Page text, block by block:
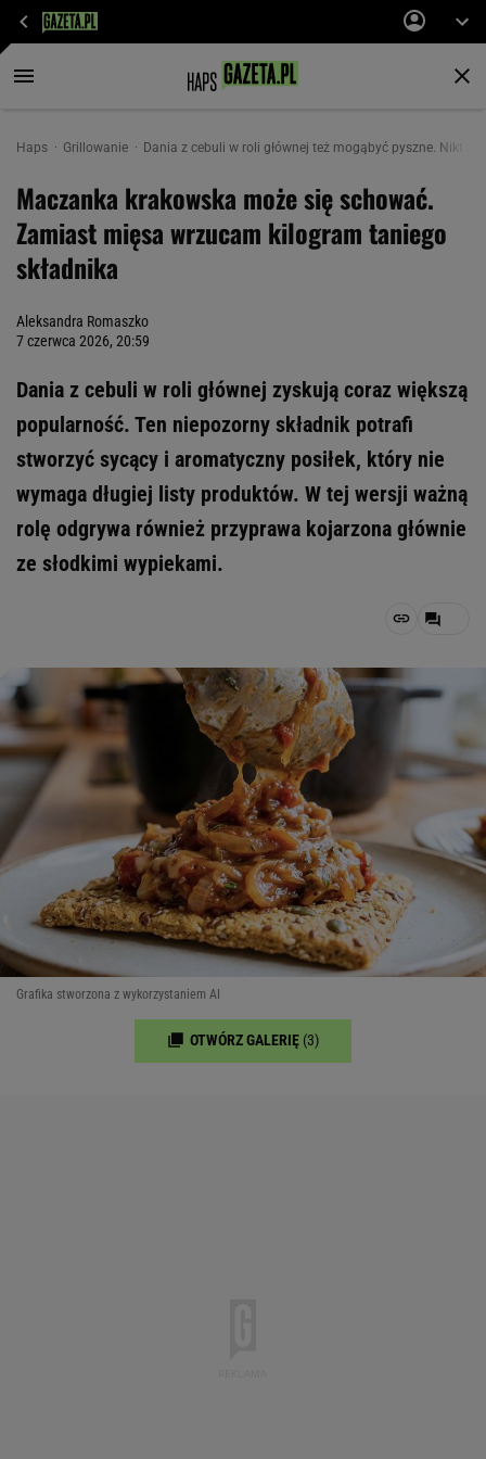
Haps Grillowanie Dania z cebuli w roli głównej też mogąbyć pyszne. Nikt
Maczanka krakowska może się schować.
Zamiast mięsa wrzucam kilogram taniego
składnika
Aleksandra Romaszko
7 czerwca 2026, 20:59
Dania z cebuli w roli głównej zyskują coraz większą
popularność. Ten niepozorny składnik potrafi
stworzyć sycący i aromatyczny posiłek, który nie
wymaga długiej listy produktów. W tej wersji ważną
rolę odgrywa również przyprawa kojarzona głównie
ze słodkimi wypiekami.
Grafika stworzona z wykorzystaniem AI
OTWÓRZ GALERIĘ (3)